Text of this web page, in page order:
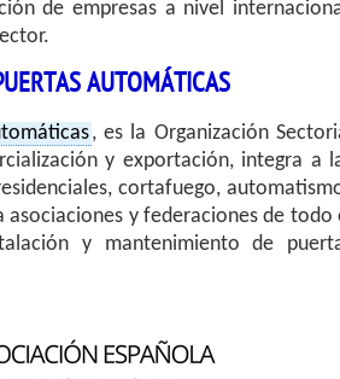
de empresas a nivel
AUTOMÁTICAS
, es la Organización
y exportación, integra a
cortafuego,
y federaciones de todo
y mantenimiento de